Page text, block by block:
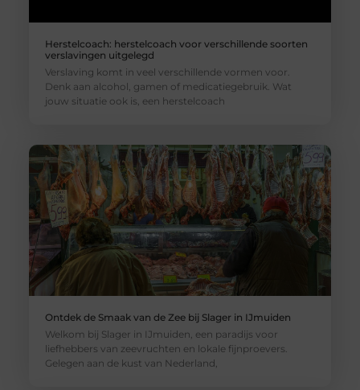
Herstelcoach: herstelcoach voor verschillende soorten
verslavingen uitgelegd
Verslaving komt in veel verschillende vormen voor.
Denk aan alcohol, gamen of medicatiegebruik. Wat
jouw situatie ook is, een herstelcoach
Ontdek de Smaak van de Zee bij Slager in IJmuiden
Welkom bij Slager in IJmuiden, een paradijs voor
liefhebbers van zeevruchten en lokale fijnproevers.
Gelegen aan de kust van Nederland,